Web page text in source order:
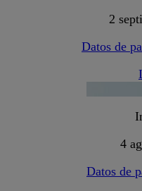
2
Datos de
4
Datos de